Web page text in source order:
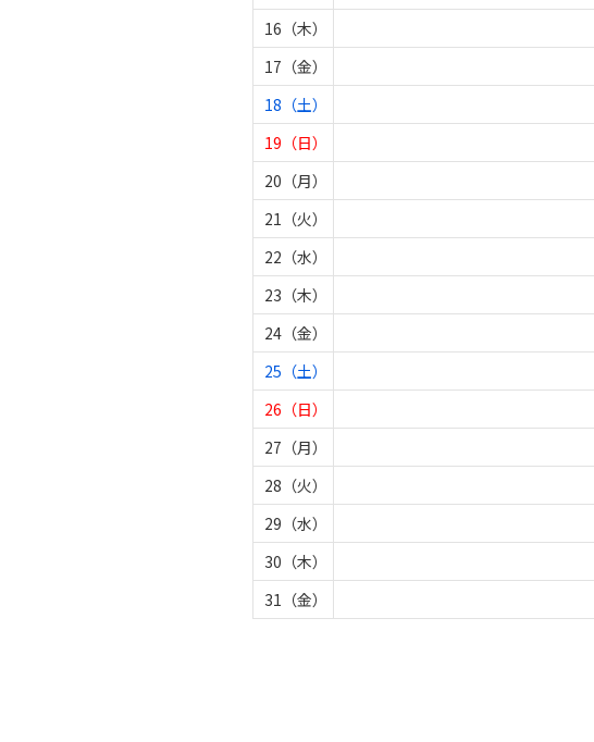
16（木）
17（金）
18（土）
19（日）
20（月）
21（火）
22（水）
23（木）
24（金）
25（土）
26（日）
27（月）
28（火）
29（水）
30（木）
31（金）